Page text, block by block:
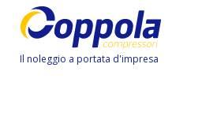
Il noleggio a portata d'impresa